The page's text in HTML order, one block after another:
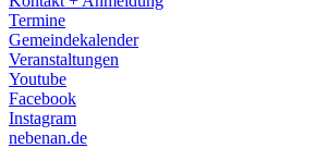
Termine
Gemeindekalender
Veranstaltungen
Youtube
Facebook
Instagram
nebenan.de